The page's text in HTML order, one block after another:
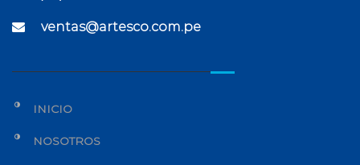
ventas@artesco.com.pe
INICIO
NOSOTROS